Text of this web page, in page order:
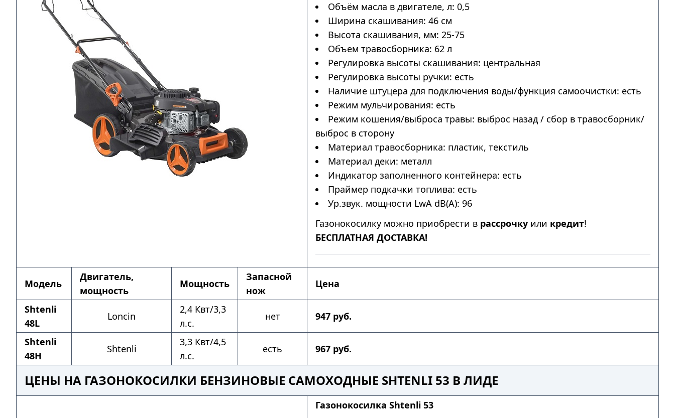
Объём масла в двигателе, л: 0,5
Ширина скашивания: 46 см
Высота скашивания, мм: 25-75
Объем травосборника: 62 л
Регулировка высоты скашивания: центральная
Регулировка высоты ручки: есть
Наличие штуцера для подключения воды/функция самоочистки: есть
Режим мульчирования: есть
Режим кошения/выброса травы: выброс назад / сбор в травосборник/
выброс в сторону
Материал травосборника: пластик, текстиль
Материал деки: металл
Индикатор заполненного контейнера: есть
Праймер подкачки топлива: есть
Ур.звук. мощности LwA dB(A): 96
Газонокосилку можно приобрести в рассрочку или кредит!
БЕСПЛАТНАЯ ДОСТАВКА!
Модель
Двигатель,
мощность
Мощность
Запасной
нож
Цена
Shtenli
48L
Loncin
2,4 Квт/3,3
л.с.
нет 947 руб.
Shtenli
48H
Shtenli
3,3 Квт/4,5
л.с.
есть 967 руб.
ЦЕНЫ НА ГАЗОНОКОСИЛКИ БЕНЗИНОВЫЕ САМОХОДНЫЕ SHTENLI 53 В ЛИДЕ
Газонокосилка Shtenli 53